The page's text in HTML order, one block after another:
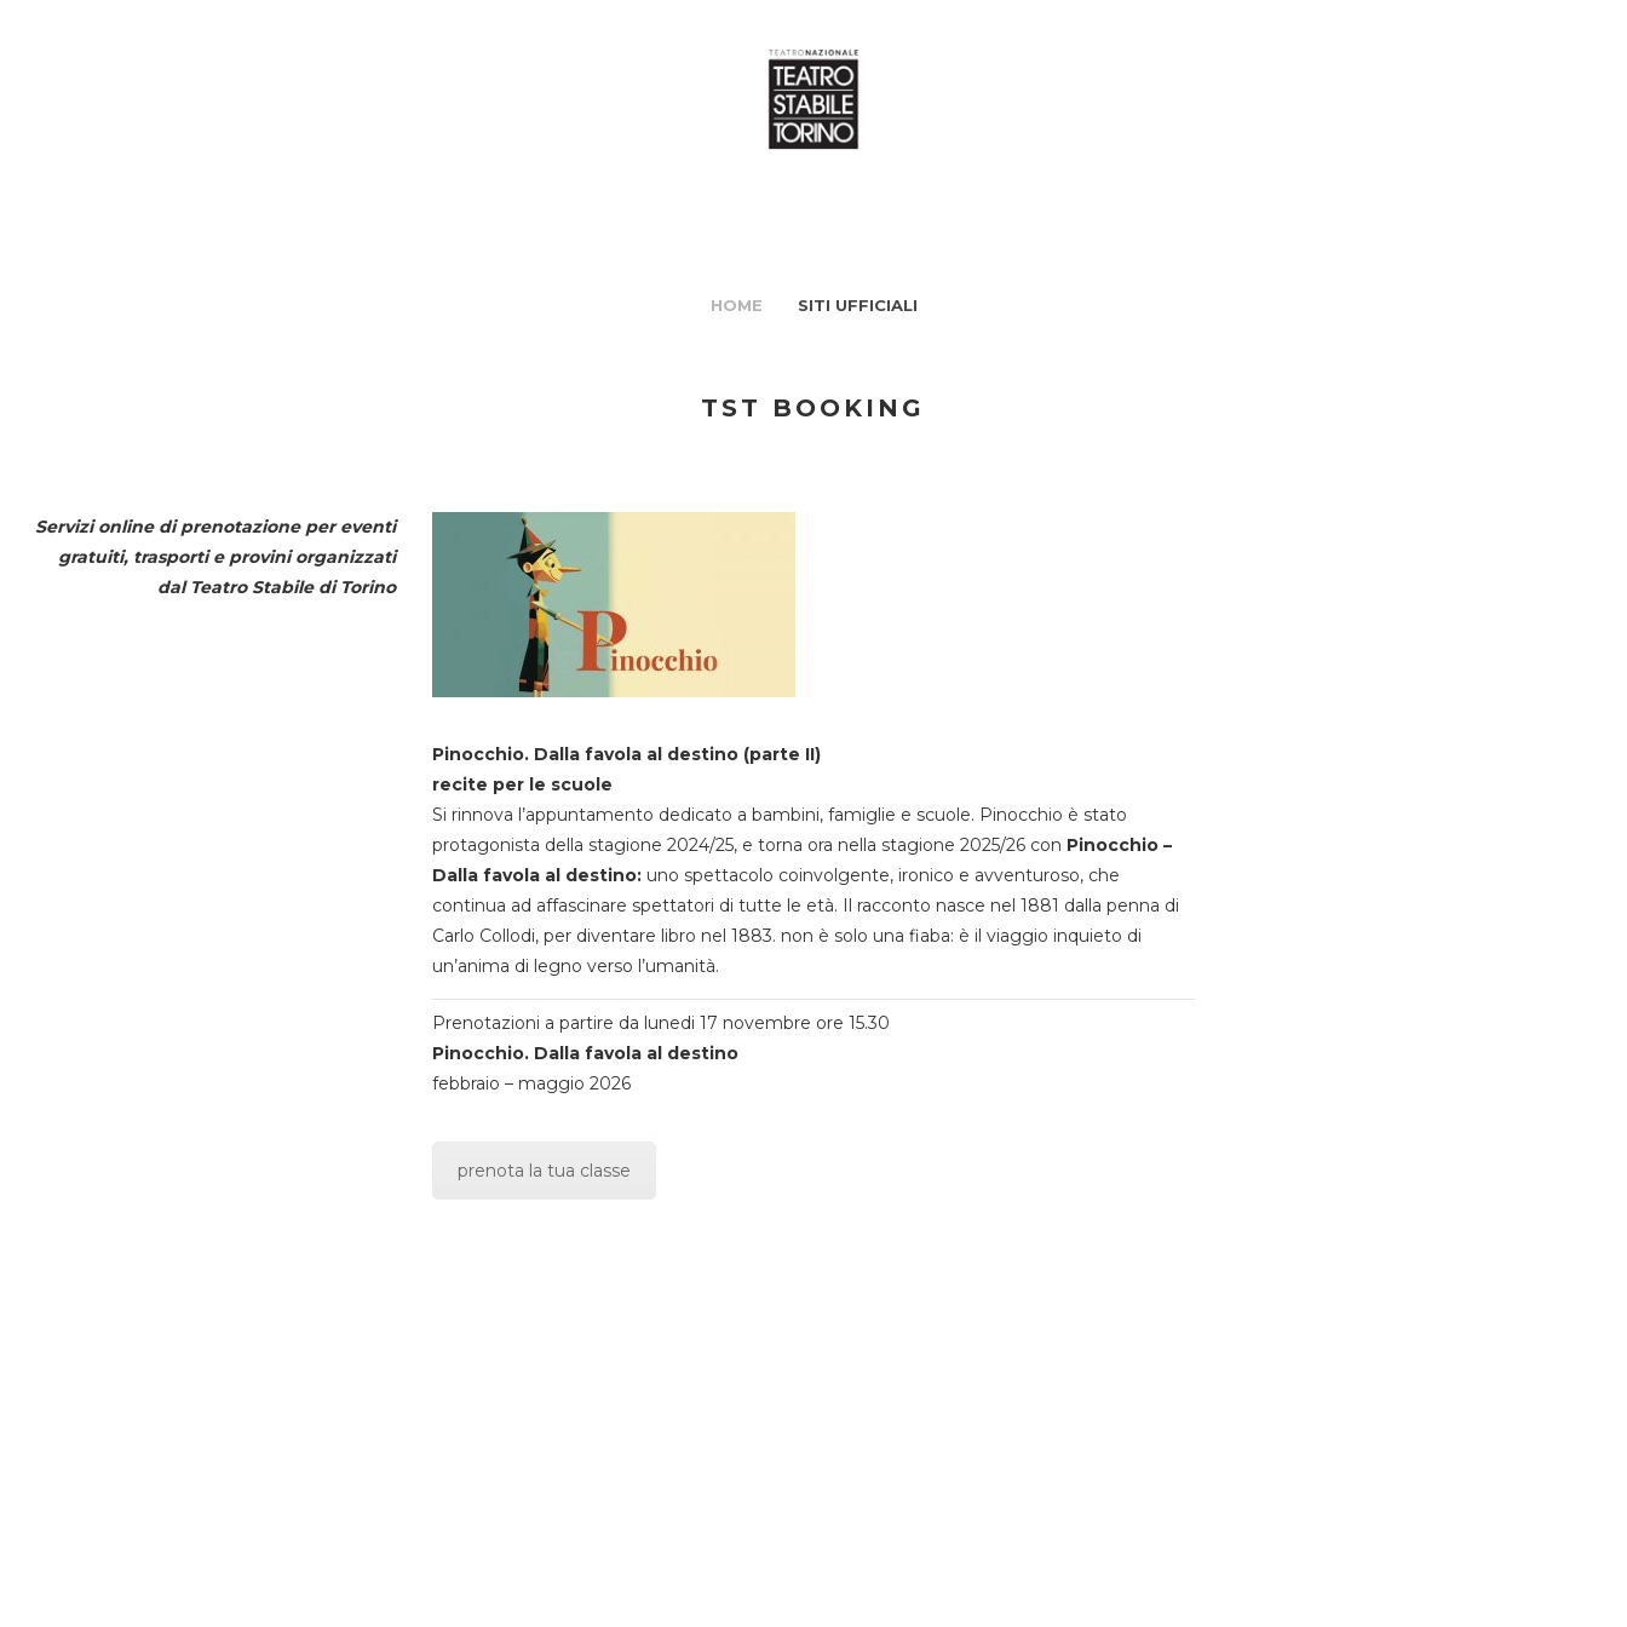
HOME SITI UFFICIALI
TST BOOKING
Servizi online di prenotazione per eventi
gratuiti, trasporti e provini organizzati
dal Teatro Stabile di Torino
Pinocchio. Dalla favola al destino (parte II)
recite per le scuole
Si rinnova l’appuntamento dedicato a bambini, famiglie e scuole. Pinocchio è stato
protagonista della stagione 2024/25, e torna ora nella stagione 2025/26 con Pinocchio –
Dalla favola al destino:uno spettacolo coinvolgente, ironico e avventuroso, che
continua ad affascinare spettatori di tutte le età. Il racconto nasce nel 1881 dalla penna di
Carlo Collodi, per diventare libro nel 1883. non è solo una fiaba: è il viaggio inquieto di
un’anima di legno verso l’umanità.
Prenotazioni a partire da lunedi 17 novembre ore 15.30
Pinocchio. Dalla favola al destino
febbraio – maggio 2026
prenota la tua classe